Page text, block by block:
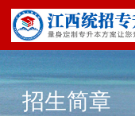
招生简章